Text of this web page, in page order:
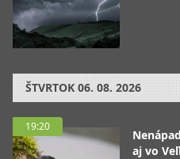
ŠTVRTOK 06. 08. 2026
19:20
aj vo